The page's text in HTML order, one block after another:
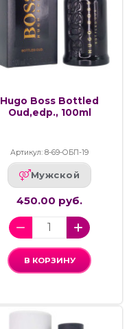
Hugo Boss Bottled
Oud,edp., 100ml
Артикул: 8-69-ОБП-19
Мужской
450.00 руб.
В КОРЗИНУ